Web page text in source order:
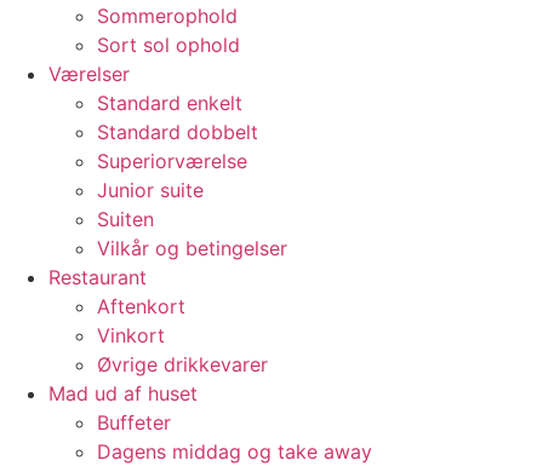
Sommerophold
Sort sol ophold
Værelser
Standard enkelt
Standard dobbelt
Superiorværelse
Junior suite
Suiten
Vilkår og betingelser
Restaurant
Aftenkort
Vinkort
Øvrige drikkevarer
Mad ud af huset
Buffeter
Dagens middag og take away